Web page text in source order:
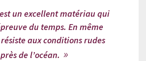
est un excellent matériau qui
du temps. En même
aux conditions rudes
de l’océan.